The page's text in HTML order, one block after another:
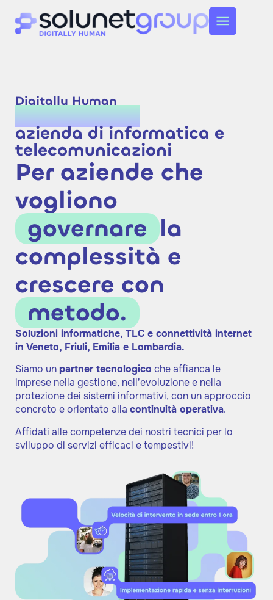
Digitally Human
Solunet Group,
azienda di informatica e
telecomunicazioni
Per aziende che
vogliono
governare la
complessità e
crescere con
metodo.
Soluzioni informatiche, TLC e connettività internet
in Veneto, Friuli, Emilia e Lombardia.
Siamo un partner tecnologico che affianca le
imprese nella gestione, nell’evoluzione e nella
protezione dei sistemi informativi, con un approccio
concreto e orientato alla continuità operativa.
Affidati alle competenze dei nostri tecnici per lo
sviluppo di servizi efficaci e tempestivi!